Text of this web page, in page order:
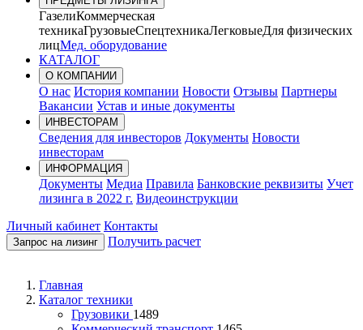
ГазелиКоммерческая
техникаГрузовыеСпецтехникаЛегковыеДля физических
лицМед. оборудование
КАТАЛОГ
О КОМПАНИИ
О нас История компании Новости Отзывы Партнеры
Вакансии Устав и иные документы
ИНВЕСТОРАМ
Сведения для инвесторов Документы Новости
инвесторам
ИНФОРМАЦИЯ
Документы Медиа Правила Банковские реквизиты Учет
лизинга в 2022 г. Видеоинструкции
Личный кабинет Контакты
Запрос на лизинг Получить расчет
Главная
Каталог техники
Грузовики 1489